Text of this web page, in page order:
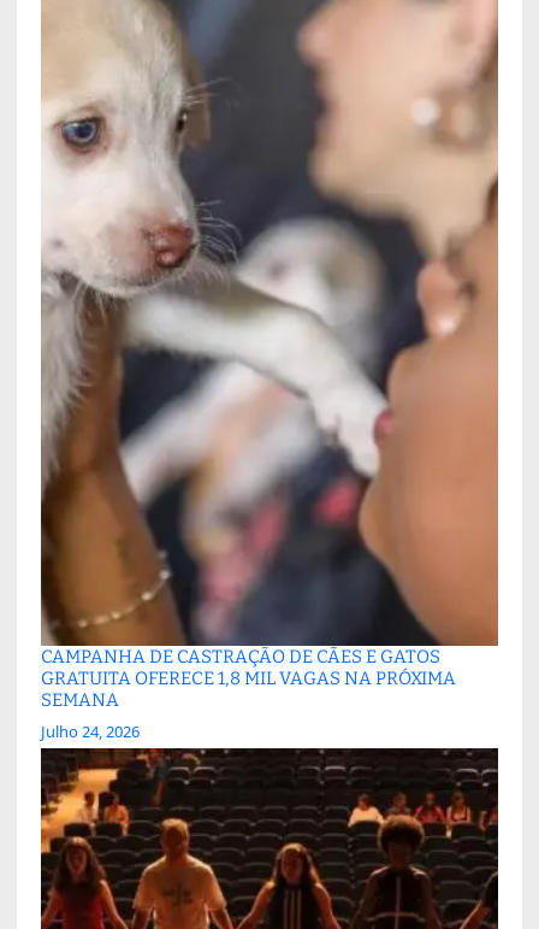
CAMPANHA DE CASTRAÇÃO DE CÃES E GATOS
GRATUITA OFERECE 1,8 MIL VAGAS NA PRÓXIMA
SEMANA
Julho 24, 2026